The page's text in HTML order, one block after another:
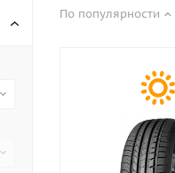
По популярности